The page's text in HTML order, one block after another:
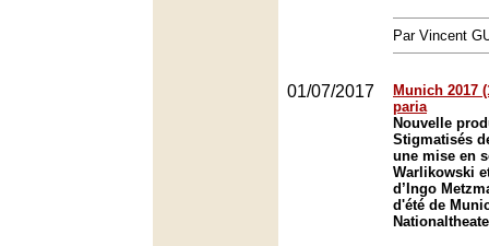
Par Vincent
01/07/2017
Munich 2017
paria
Nouvelle
Stigmatisés
une mise en
Warlikowski
d’Ingo
d'été de